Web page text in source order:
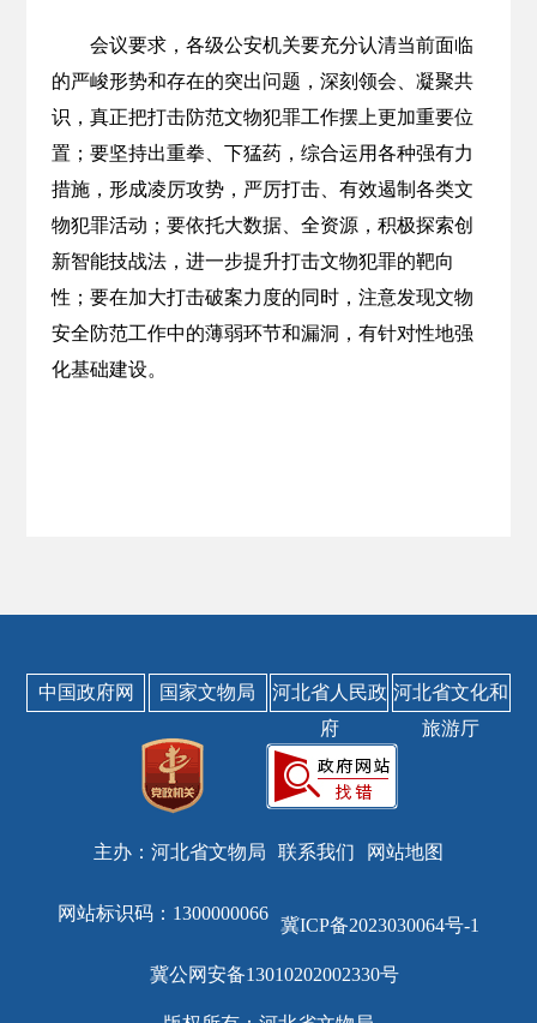
会议要求，各级公安机关要充分认清当前面临
的严峻形势和存在的突出问题，深刻领会、凝聚共
识，真正把打击防范文物犯罪工作摆上更加重要位
置；要坚持出重拳、下猛药，综合运用各种强有力
措施，形成凌厉攻势，严厉打击、有效遏制各类文
物犯罪活动；要依托大数据、全资源，积极探索创
新智能技战法，进一步提升打击文物犯罪的靶向
性；要在加大打击破案力度的同时，注意发现文物
安全防范工作中的薄弱环节和漏洞，有针对性地强
化基础建设。
中国政府网 国家文物局
河北省人民政
府
河北省文化和
旅游厅
主办：河北省文物局 联系我们 网站地图
网站标识码：1300000066
冀ICP备2023030064号-1
冀公网安备13010202002330号